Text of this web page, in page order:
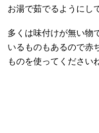
お湯で茹でるようにし
多くは味付けが無い物
いるものもあるので赤
ものを使ってください